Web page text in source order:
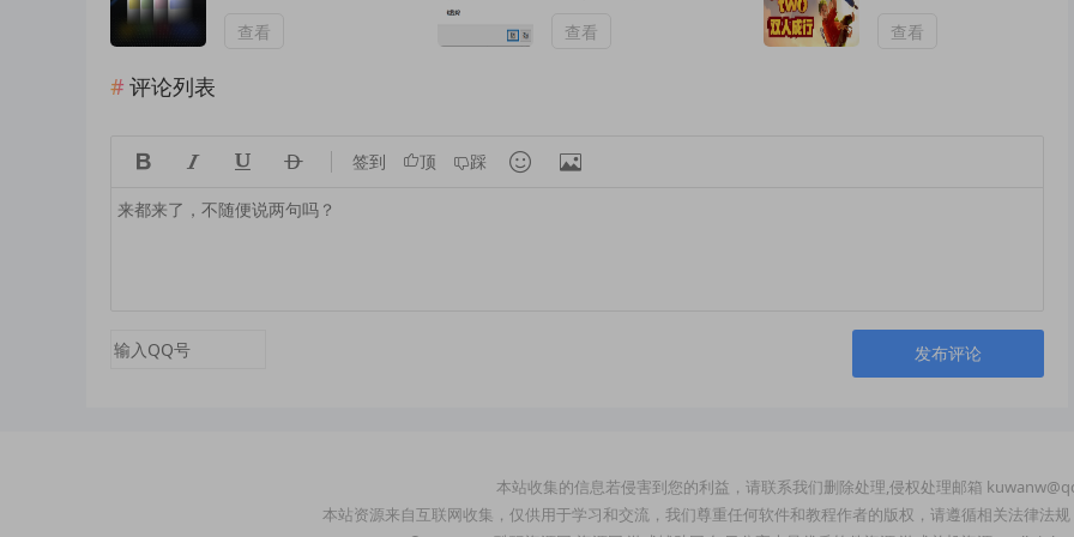
式)
查看 查看 查看
评论列表
    签到 顶 踩  
发布评论
本站收集的信息若侵害到您的利益，请联系我们删除处理,侵权处理邮箱
本站资源来自互联网收集，仅供用于学习和交流，我们尊重任何软件和教程作者的版权，请遵循相关法律法